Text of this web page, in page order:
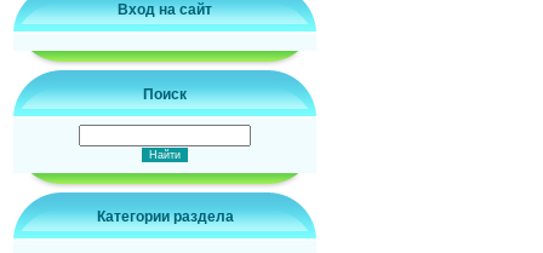
Вход на сайт
Поиск
Категории раздела